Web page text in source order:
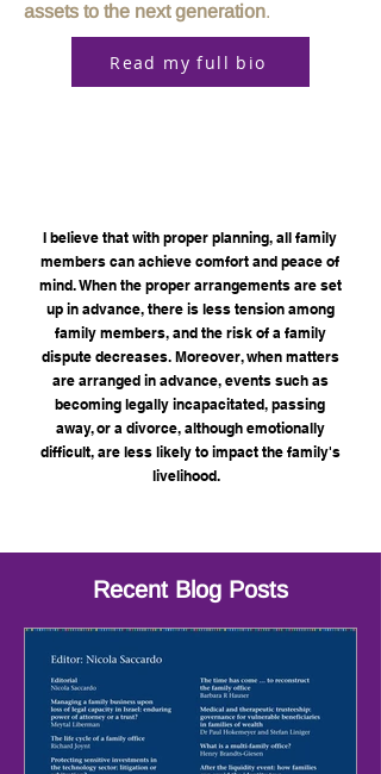
assets to the next generation.
Read my full bio
I believe that with proper planning, all family
members can achieve comfort and peace of
mind. When the proper arrangements are set
up in advance, there is less tension among
family members, and the risk of a family
dispute decreases. Moreover, when matters
are arranged in advance, events such as
becoming legally incapacitated, passing
away, or a divorce, although emotionally
difficult, are less likely to impact the family's
livelihood.
Recent Blog Posts